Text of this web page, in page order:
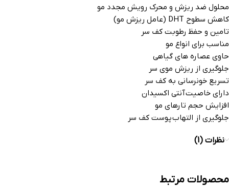
محلول ضد ریزش و محرک رویش مجدد مو
کاهش سطوح DHT (عامل ریزش مو)
تامین و حفظ رطوبت کف سر
مناسب برای انواع مو
حاوی عصاره های گیاهی
جلوگیری از ریزش موی سر
تسریع خونرسانی به کف سر
دارای خاصیت آنتی اکسیدان
افزایش حجم تارهای مو
جلوگیری از التهاب پوست کف سر
نظرات (1)
محصولات مرتبط